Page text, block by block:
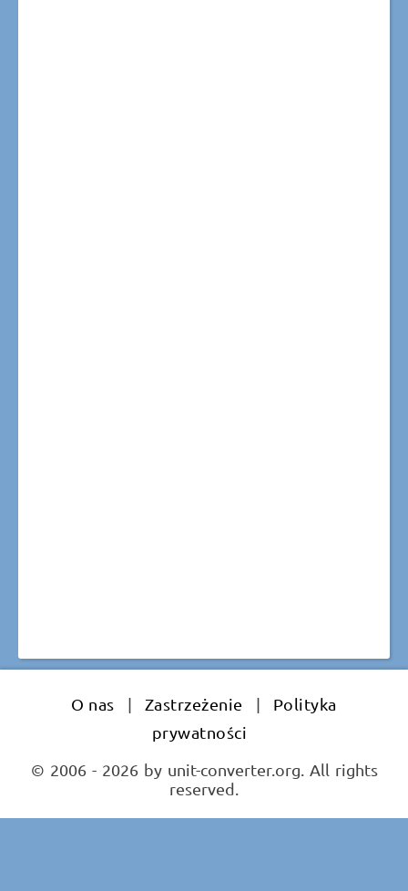
O nas | Zastrzeżenie |
Polityka
prywatności
© 2006 - 2026 by unit-converter.org. All rights
reserved.